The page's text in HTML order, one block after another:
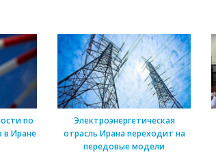
по
в Иране
Электроэнергетическая
отрасль Ирана переходит на
передовые модели